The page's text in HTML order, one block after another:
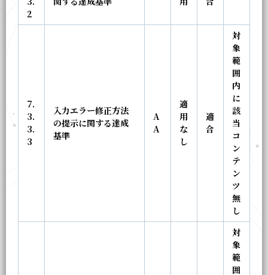
2
7.
3.
3.
3
入力エラー修正方法
の提示に関する達成
基準
A
A
適
用
な
し
適
合
対
象
範
囲
内
に
該
当
コ
ン
テ
ン
ツ
無
し
対
象
範
囲